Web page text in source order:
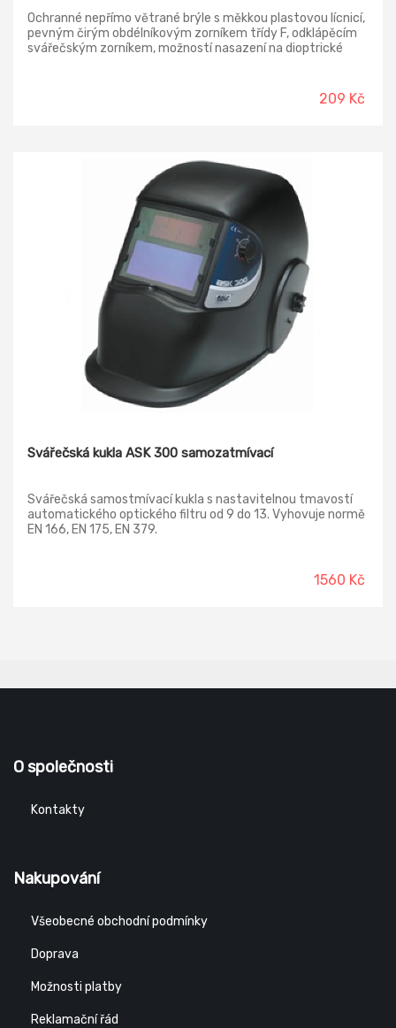
Ochranné nepřímo větrané brýle s měkkou plastovou lícnicí,
pevným čirým obdélníkovým zorníkem třídy F, odklápěcím
svářečským zorníkem, možností nasazení na dioptrické
nejsou součástí, nutno objednat samostatně. Vyhovuje209 Kč
Svářečská kukla ASK 300 samozatmívací
Svářečská samostmívací kukla s nastavitelnou tmavostí
automatického optického filtru od 9 do 13. Vyhovuje normě
EN 166, EN 175, EN 379.
1560 Kč
O společnosti
Kontakty
Nakupování
Všeobecné obchodní podmínky
Doprava
Možnosti platby
Reklamační řád